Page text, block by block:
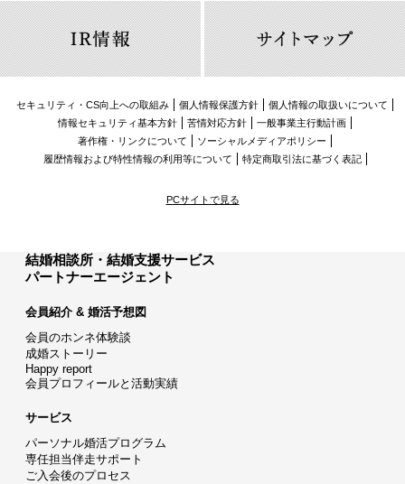
セキュリティ・CS向上への取組み 個人情報保護方針
個人情報の取扱いについて
情報セキュリティ基本方針
苦情対応方針
一般事業主行動計画
著作権・リンクについて
ソーシャルメディアポリシー
履歴情報および特性情報の利用等について
特定商取引法に基づく表記
PCサイトで見る
結婚相談所・結婚支援サービス
パートナーエージェント
会員紹介 & 婚活予想図
会員のホンネ体験談
成婚ストーリー
Happy report
会員プロフィールと活動実績
サービス
パーソナル婚活プログラム
専任担当伴走サポート
ご入会後のプロセス